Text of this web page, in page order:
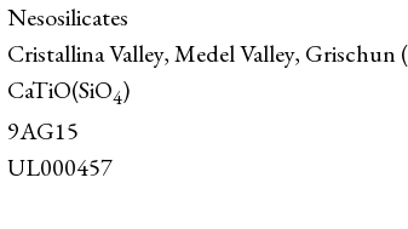
Nesosilicates
Cristallina Valley, Medel Valley,
CaTiO(SiO4)
9AG15
UL000457